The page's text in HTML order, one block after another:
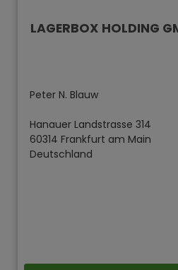
LAGERBOX HOLDING
Peter N. Blauw
Hanauer Landstrasse 314
60314 Frankfurt am Main
Deutschland